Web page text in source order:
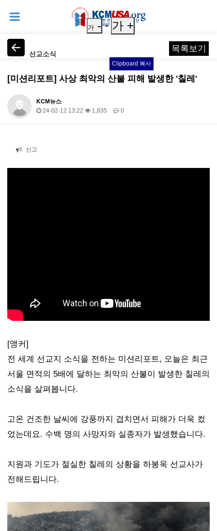
선교소식
가 - 가 +
Clipboard 복사
목록보기
[미션리포트] 사상 최악의 산불 피해 발생한 '칠레'
KCM뉴스
24-02-12 13:22
1,835 0
신고
[앵커]
전 세계 선교지 소식을 전하는 미션리포트, 오늘은 최근
서울 면적의 5배에 달하는 최악의 산불이 발생한 칠레의
소식을 살펴봅니다.
고온 건조한 날씨에 강풍까지 겹치면서 피해가 더욱 컸
었는데요. 수백 명의 사망자와 실종자가 발생했습니다.
지원과 기도가 절실한 칠레의 상황을 하봉욱 선교사가
전해드립니다.